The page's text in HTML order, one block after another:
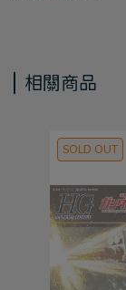
相關商品
SOLD OUT